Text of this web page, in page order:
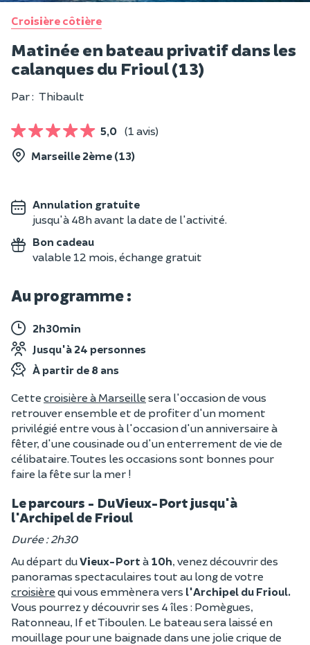
Croisière côtière
Matinée en bateau privatif dans les
calanques du Frioul (13)
Par : Thibault
5,0 (1 avis)
Marseille 2ème (13)
Annulation gratuite
jusqu'à 48h avant la date de l'activité.
Bon cadeau
valable 12 mois, échange gratuit
Au programme :
2h30min
Jusqu'à 24 personnes
À partir de 8 ans
Cette croisière à Marseille sera l'occasion de vous
retrouver ensemble et de profiter d'un moment
privilégié entre vous à l'occasion d'un anniversaire à
fêter, d'une cousinade ou d'un enterrement de vie de
célibataire. Toutes les occasions sont bonnes pour
faire la fête sur la mer !
Le parcours - Du Vieux-Port jusqu'à
l'Archipel de Frioul
Durée : 2h30
Au départ duVieux-Port à 10h, venez découvrir des
panoramas spectaculaires tout au long de votre
croisière qui vous emmènera vers l'Archipel du Frioul.
Vous pourrez y découvrir ses 4 îles : Pomègues,
Ratonneau, If et Tiboulen. Le bateau sera laissé en
mouillage pour une baignade dans une jolie crique de